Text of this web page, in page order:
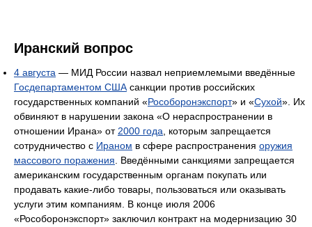
Иранский вопрос
4 августа — МИД России назвал неприемлемыми введённые
Госдепартаментом США санкции против российских
государственных компаний «Рособоронэкспорт» и «Сухой». Их
обвиняют в нарушении закона «О нераспространении в
отношении Ирана» от 2000 года , которым запрещается
сотрудничество с Ираном в сфере распространения оружия
массового поражения . Введёнными санкциями запрещается
американским государственным органам покупать или
продавать какие-либо товары, пользоваться или оказывать
услуги этим компаниям. В конце июля 2006
«Рособоронэкспорт» заключил контракт на модернизацию 30